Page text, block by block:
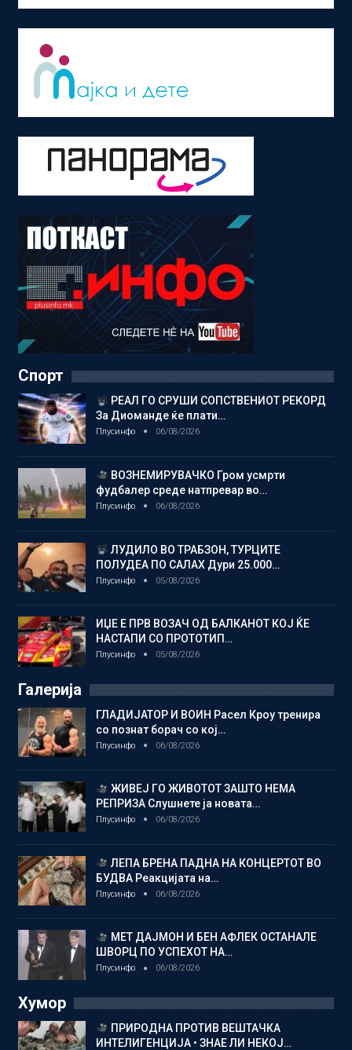
Спорт
РЕАЛ ГО СРУШИ СОПСТВЕНИОТ РЕКОРД
За Диоманде ќе плати…
Плусинфо 06/08/2026
ВОЗНЕМИРУВАЧКО Гром усмрти
фудбалер среде натпревар во…
Плусинфо 06/08/2026
ЛУДИЛО ВО ТРАБЗОН, ТУРЦИТЕ
ПОЛУДЕА ПО САЛАХ Дури 25.000…
Плусинфо 05/08/2026
ИЏЕ Е ПРВ ВОЗАЧ ОД БАЛКАНОТ КОЈ ЌЕ
НАСТАПИ СО ПРОТОТИП…
Плусинфо 05/08/2026
Галерија
ГЛАДИЈАТОР И ВОИН Расел Кроу тренира
со познат борач со кој…
Плусинфо 06/08/2026
ЖИВЕЈ ГО ЖИВОТОТ ЗАШТО НЕМА
РЕПРИЗА Слушнете ја новата…
Плусинфо 06/08/2026
ЛЕПА БРЕНА ПАДНА НА КОНЦЕРТОТ ВО
БУДВА Реакцијата на…
Плусинфо 06/08/2026
МЕТ ДАЈМОН И БЕН АФЛЕК ОСТАНАЛЕ
ШВОРЦ ПО УСПЕХОТ НА…
Плусинфо 06/08/2026
Хумор
ПРИРОДНА ПРОТИВ ВЕШТАЧКА
ИНТЕЛИГЕНЦИЈА • ЗНАЕ ЛИ НЕКОЈ…